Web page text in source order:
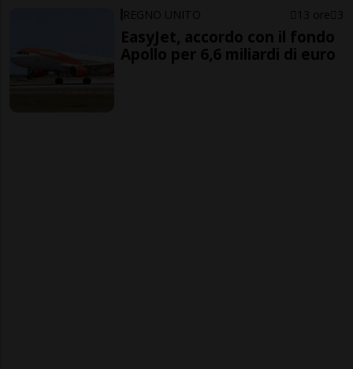
REGNO UNITO 13 ore 3
EasyJet, accordo con il fondo
Apollo per 6,6 miliardi di euro